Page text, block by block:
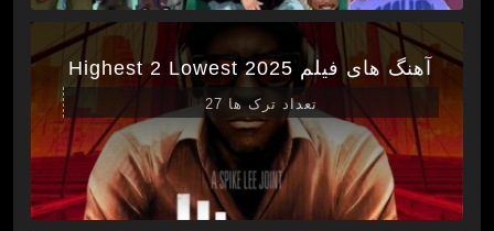
آهنگ های فیلم Highest 2 Lowest 2025
تعداد ترک ها 27